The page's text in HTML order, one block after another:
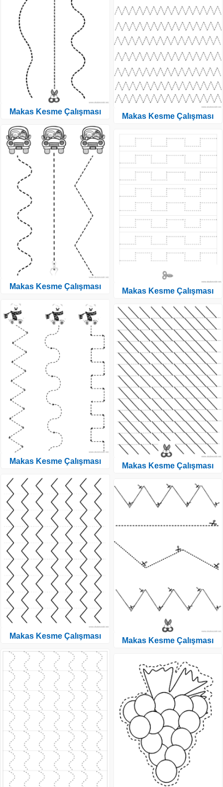
Makas Kesme Çalışması
Makas Kesme Çalışması
Makas Kesme Çalışması
Makas Kesme Çalışması
Makas Kesme Çalışması
Makas Kesme Çalışması
Makas Kesme Çalışması
Makas Kesme Çalışması